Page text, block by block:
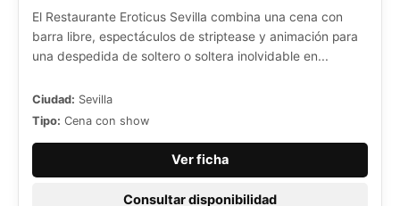
El Restaurante Eroticus Sevilla combina una cena con
barra libre, espectáculos de striptease y animación para
una despedida de soltero o soltera inolvidable en...
Ciudad: Sevilla
Tipo: Cena con show
Ver ficha
Consultar disponibilidad